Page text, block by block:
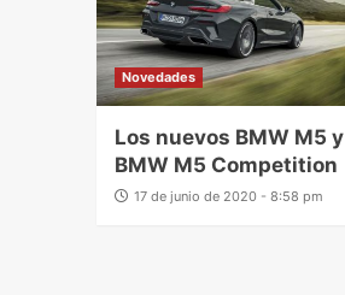
Novedades
Los nuevos BMW M5 y
BMW M5 Competition
17 de junio de 2020 - 8:58 pm